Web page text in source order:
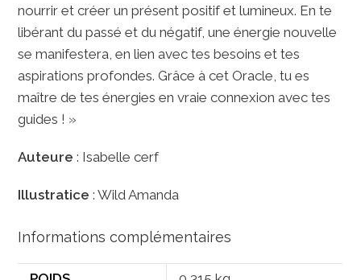
nourrir et créer un présent positif et lumineux. En te
libérant du passé et du négatif, une énergie nouvelle
se manifestera, en lien avec tes besoins et tes
aspirations profondes. Grâce à cet Oracle, tu es
maître de tes énergies en vraie connexion avec tes
guides ! »
Auteure : Isabelle cerf
Illustratice : Wild Amanda
Informations complémentaires